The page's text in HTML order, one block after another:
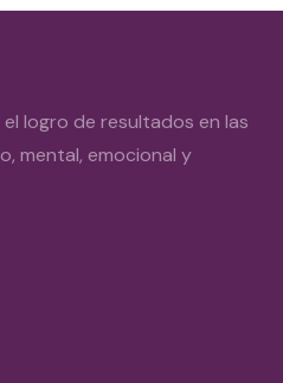
logro de resultados en las
mental, emocional y